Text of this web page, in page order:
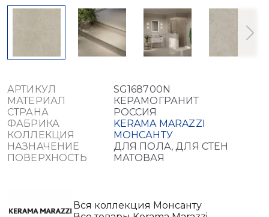
АРТИКУЛ
SG168700N
МАТЕРИАЛ
КЕРАМОГРАНИТ
СТРАНА
РОССИЯ
ФАБРИКА
KERAMA MARAZZI
КОЛЛЕКЦИЯ
МОНСАНТУ
НАЗНАЧЕНИЕ
ДЛЯ ПОЛА, ДЛЯ СТЕН
ПОВЕРХНОСТЬ
МАТОВАЯ
Вся коллекция Монсанту